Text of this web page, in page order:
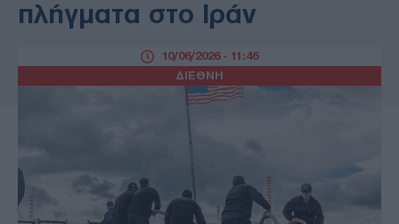
SPORTS
ΑΥΤΟΔΙΟΙΚΗΣΗ
ΤΕΧΝΟΛΟΓΙΑ
ΠΑΡΑΞΕΝΑ
ΖΩΔΙΑ
πλήγματα στο Ιράν
ΔΙΕΘΝΗ
10/06/2026 - 11:46